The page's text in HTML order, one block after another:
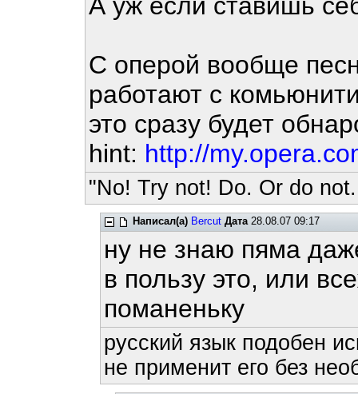
С оперой вообще
работают с
это сразу будет
hint: http://
"No! Try not! Do. Or do
Написал(а) Bercut Дата28.08.07 09:17
ну не знаю пяма
в пользу это, или
поманеньку
русский язык подобен
не применит его без